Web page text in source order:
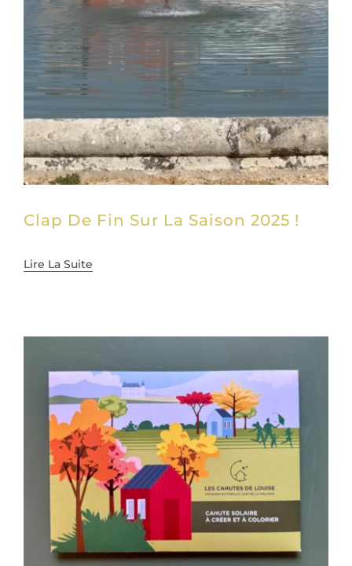
Clap De Fin Sur La Saison 2025 !
Lire La Suite